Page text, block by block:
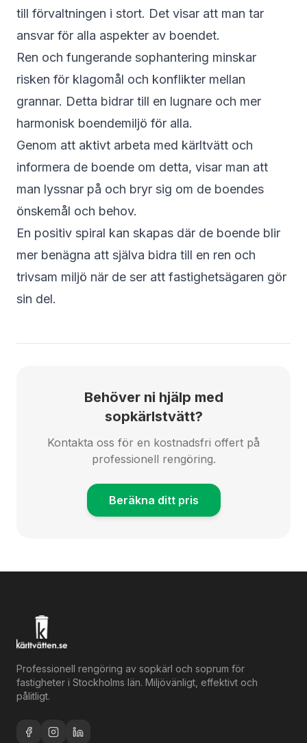
till förvaltningen i stort. Det visar att man tar
ansvar för alla aspekter av boendet.
Ren och fungerande sophantering minskar
risken för klagomål och konflikter mellan
grannar. Detta bidrar till en lugnare och mer
harmonisk boendemiljö för alla.
Genom att aktivt arbeta med kärltvätt och
informera de boende om detta, visar man att
man lyssnar på och bryr sig om de boendes
önskemål och behov.
En positiv spiral kan skapas där de boende blir
mer benägna att själva bidra till en ren och
trivsam miljö när de ser att fastighetsägaren gör
sin del.
Behöver ni hjälp med
sopkärlstvätt?
Kontakta oss för en kostnadsfri offert på
professionell rengöring.
Beräkna ditt pris
Professionell rengöring av sopkärl och soprum för
fastigheter i Stockholms län. Miljövänligt, effektivt och
pålitligt.